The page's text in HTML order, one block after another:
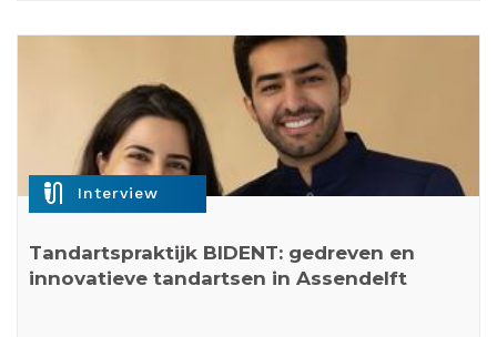
mic_external_on Interview
Tandartspraktijk BIDENT: gedreven en
innovatieve tandartsen in Assendelft